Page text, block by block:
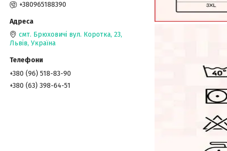
+380965188390
смт. Брюховичі вул. Коротка, 23,
Львів, Україна
+380 (96) 518-83-90
+380 (63) 398-64-51